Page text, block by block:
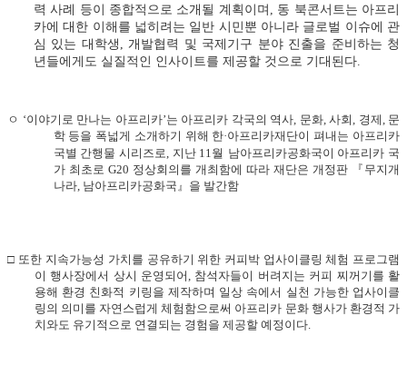
력 사례 등이 종합적으로 소개될 계획이며
동 북콘서트는 아프리
카에 대한 이해를 넓히려는 일반 시민뿐 아니라 글로벌 이슈에 관
심 있는 대학생
개발협력 및 국제기구 분야 진출을 준비하는 청
년들에게도 실질적인 인사이트를 제공할 것으로 기대된다.
ㅇ ‘이야기로 만나는 아프리카’는 아프리카 각국의 역사 문화, 사회 경제 문
학 등을 폭넓게 소개하기 위해 한·아프리카재단이 펴내는 아프리카
국별 간행물 시리즈로
지난 11 월 남아프리카공화국이 아프리카 국
가 최초로 G20 정상회의를 개최함에 따라 재단은 개정판 『 무지개
나라, 남아프리카공화국 』 을 발간함
□ 또한 지속가능성 가치를 공유하기 위한 커피박 업사이클링 체험 프로그램
이 행사장에서 상시 운영되어, 참석자들이 버려지는 커피 찌꺼기를 활
용해 환경 친화적 키링을 제작하며 일상 속에서 실천 가능한 업사이클
링의 의미를 자연스럽게 체험함으로써 아프리카 문화 행사가 환경적 가
치와도 유기적으로 연결되는 경험을 제공할 예정이다.